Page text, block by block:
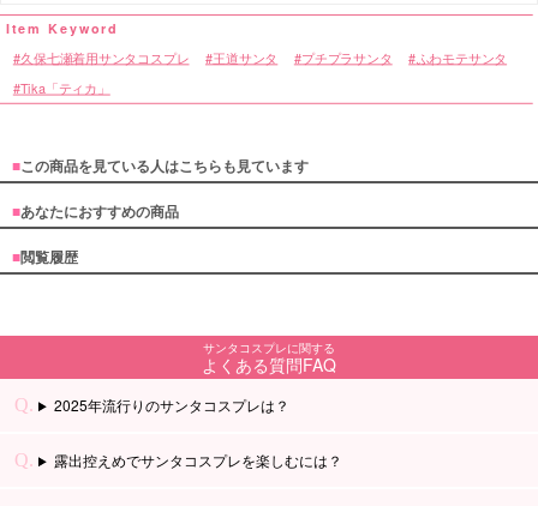
久保七瀬着用サンタコスプレ 王道サンタ プチプラサンタ ふわモテサンタ
Tika「ティカ」
■この商品を見ている人はこちらも見ています
■あなたにおすすめの商品
■閲覧履歴
サンタコスプレに関する
よくある質問FAQ
2025年流行りのサンタコスプレは？
露出控えめでサンタコスプレを楽しむには？